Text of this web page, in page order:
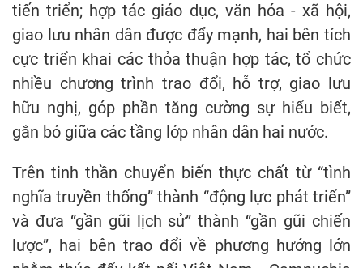
tiến triển; hợp tác giáo dục, văn hóa - xã hội,
giao lưu nhân dân được đẩy mạnh, hai bên tích
cực triển khai các thỏa thuận hợp tác, tổ chức
nhiều chương trình trao đổi, hỗ trợ, giao lưu
hữu nghị, góp phần tăng cường sự hiểu biết,
gắn bó giữa các tầng lớp nhân dân hai nước.
Trên tinh thần chuyển biến thực chất từ “tình
nghĩa truyền thống” thành “động lực phát triển”
và đưa “gần gũi lịch sử” thành “gần gũi chiến
lược”, hai bên trao đổi về phương hướng lớn